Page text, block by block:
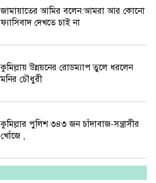
জামায়াতের আমির বলেন:আমরা আর কোনো
ফ্যাসিবাদ দেখতে চাই না
কুমিল্লায় উন্নয়নের রোডম্যাপ তুলে ধরলেন
মনির চৌধুরী
কুমিল্লার পুলিশ ৩৪৩ জন চাঁদাবাজ-সন্ত্রাসীর
খোঁজে ,